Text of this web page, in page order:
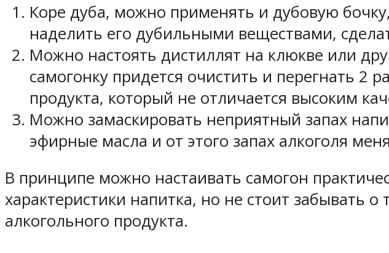
Коре дуба, можно применять и дубовую
наделить его дубильными веществами,
Можно настоять дистиллят на клюкве или
самогонку придется очистить и перегнать 2
продукта, который не отличается высоким
Можно замаскировать неприятный запах
эфирные масла и от этого запах алкоголя
В принципе можно настаивать самогон
характеристики напитка, но не стоит забывать
алкогольного продукта.